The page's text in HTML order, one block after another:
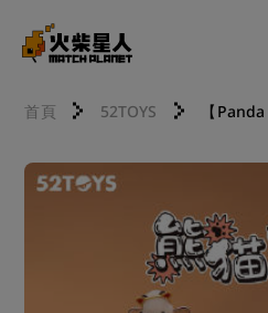
首頁 52TOYS